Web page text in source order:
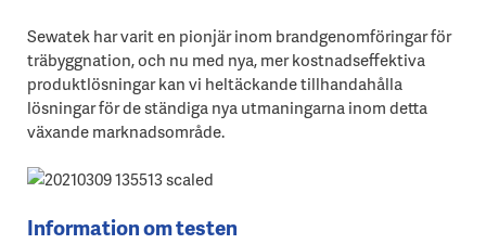
Sewatek har varit en pionjär inom brandgenomföringar för
träbyggnation, och nu med nya, mer kostnadseffektiva
produktlösningar kan vi heltäckande tillhandahålla
lösningar för de ständiga nya utmaningarna inom detta
växande marknadsområde.
Information om testen